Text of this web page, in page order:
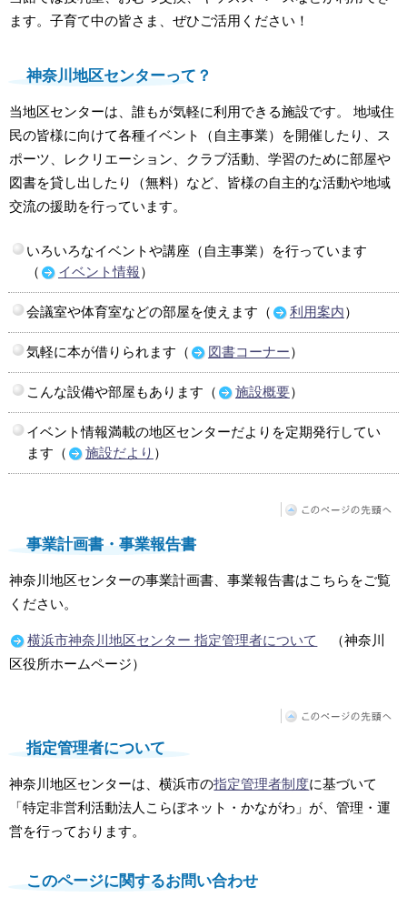
ます。子育て中の皆さま、ぜひご活用ください！
神奈川地区センターって？
当地区センターは、誰もが気軽に利用できる施設です。 地域住
民の皆様に向けて各種イベント（自主事業）を開催したり、ス
ポーツ、レクリエーション、クラブ活動、学習のために部屋や
図書を貸し出したり（無料）など、皆様の自主的な活動や地域
交流の援助を行っています。
いろいろなイベントや講座（自主事業）を行っています
（
イベント情報）
会議室や体育室などの部屋を使えます（ 利用案内）
気軽に本が借りられます（ 図書コーナー）
こんな設備や部屋もあります（ 施設概要）
イベント情報満載の地区センターだよりを定期発行してい
ます（
施設だより ）
事業計画書・事業報告書
神奈川地区センターの事業計画書、事業報告書はこちらをご覧
ください。
横浜市神奈川地区センター 指定管理者について
（神奈川
区役所ホームページ）
指定管理者について
神奈川地区センターは、横浜市の指定管理者制度に基づいて
「特定非営利活動法人こらぼネット・かながわ」が、管理・運
営を行っております。
このページに関するお問い合わせ